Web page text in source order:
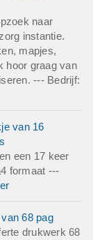
naar
instantie.
mapjes,
hoor graag van
--- Bedrijf:
van 16
een 17 keer
formaat ---
68 pag
drukwerk 68